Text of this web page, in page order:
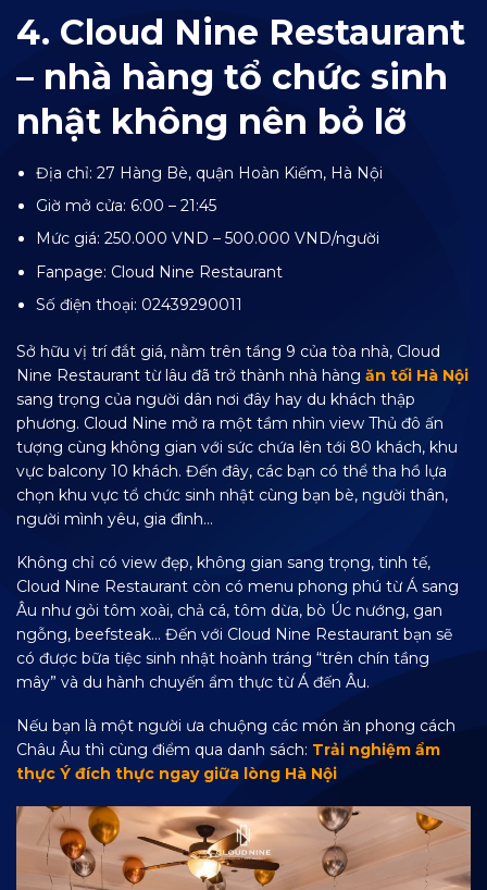
4. Cloud Nine Restaurant
– nhà hàng tổ chức sinh
nhật không nên bỏ lỡ
Địa chỉ: 27 Hàng Bè, quận Hoàn Kiếm, Hà Nội
Giờ mở cửa: 6:00 – 21:45
Mức giá: 250.000 VND – 500.000 VND/người
Fanpage: Cloud Nine Restaurant
Số điện thoại: 02439290011
Sở hữu vị trí đắt giá, nằm trên tầng 9 của tòa nhà, Cloud
Nine Restaurant từ lâu đã trở thành nhà hàng ăn tối Hà Nội
sang trọng của người dân nơi đây hay du khách thập
phương. Cloud Nine mở ra một tầm nhìn view Thủ đô ấn
tượng cùng không gian với sức chứa lên tới 80 khách, khu
vực balcony 10 khách. Đến đây, các bạn có thể tha hồ lựa
chọn khu vực tổ chức sinh nhật cùng bạn bè, người thân,
người mình yêu, gia đình…
Không chỉ có view đẹp, không gian sang trọng, tinh tế,
Cloud Nine Restaurant còn có menu phong phú từ Á sang
Âu như gỏi tôm xoài, chả cá, tôm dừa, bò Úc nướng, gan
ngỗng, beefsteak… Đến với Cloud Nine Restaurant bạn sẽ
có được bữa tiệc sinh nhật hoành tráng “trên chín tầng
mây” và du hành chuyến ẩm thực từ Á đến Âu.
Nếu bạn là một người ưa chuộng các món ăn phong cách
Châu Âu thì cùng điểm qua danh sách: Trải nghiệm ẩm
thực Ý đích thực ngay giữa lòng Hà Nội